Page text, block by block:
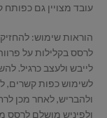
עובד מצויין גם כפותח
לרסס בקלילות על
לייבש ולעצב כרגיל.
לשימוש כפות קשרים,
ולהבריש, לאחר מכן
ולפיניש מושלם לרסס